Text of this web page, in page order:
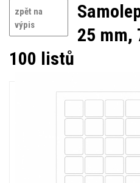
zpět na
výpis
25 mm,
100 listů